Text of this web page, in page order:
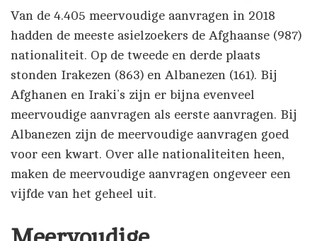
Van de 4.405 meervoudige aanvragen in 2018
hadden de meeste asielzoekers de Afghaanse (987)
nationaliteit. Op de tweede en derde plaats
stonden Irakezen (863) en Albanezen (161). Bij
Afghanen en Iraki’s zijn er bijna evenveel
meervoudige aanvragen als eerste aanvragen. Bij
Albanezen zijn de meervoudige aanvragen goed
voor een kwart. Over alle nationaliteiten heen,
maken de meervoudige aanvragen ongeveer een
vijfde van het geheel uit.